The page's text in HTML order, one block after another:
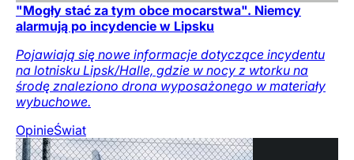
"Mogły stać za tym obce mocarstwa". Niemcy
alarmują po incydencie w Lipsku
Pojawiają się nowe informacje dotyczące incydentu
na lotnisku Lipsk/Halle, gdzie w nocy z wtorku na
środę znaleziono drona wyposażonego w materiały
wybuchowe.
OpinieŚwiat